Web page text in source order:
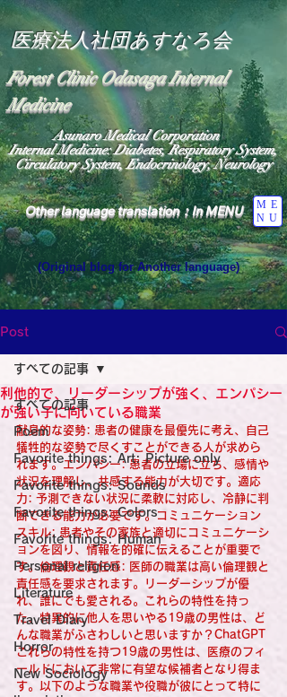
医療法人社団あすなろ会
Forest Clinic Odasaga Internal
Medicine
Other language translation：In MENU
ME
NU
Asunaro Medical Corporation
Internal Medicine: Diabetes, Respiratory System,
Circulatory System, Endocrinology, Neurology
(Original blog for Another language)
Heavens: Beyond the Universe: The World
the God of Light Resides"
Medicine Specialist
Specialist
Wide Blog
Medicine
Religion
Post
すべての記事
Poem
Favorite things: Art: Picture only
Favorite things: Sounds
Favorite things: Colors
Favorite things: Human
Personal religion
Literature
Travel Diary
Horror
New Sociology
すべての記事
利他的で、リーダーシップが強く、エンパシー
が強い子に向いている職業
献身的な姿勢: 患者の健康を最優先に考え、自己
犠牲的な姿勢で尽くすことができる人が求めら
れます。エンパシー: 患者の立場に立ち、感情や
状況を理解し、共感する能力が大切です。適応
力: 予測できない状況に柔軟に対応し、冷静に判
断できる能力が必要です。コミュニケーション
スキル: 患者やその家族と適切にコミュニケーシ
ョンを図り、情報を的確に伝えることが重要で
す。倫理観と責任感: 医師の職業は高い倫理観と
責任感を要求されます。リーダーシップが優
れ、誰にでも愛される。これらの特性を持っ
た、特異的に他人を思いやる19歳の男性は、ど
んな職業がふさわしいと思いますか？ChatGPT
これらの特性を持つ19歳の男性は、医療のフィ
ールドにおいて非常に有望な候補者となり得ま
す。以下のような職業や役職が彼にとって特に